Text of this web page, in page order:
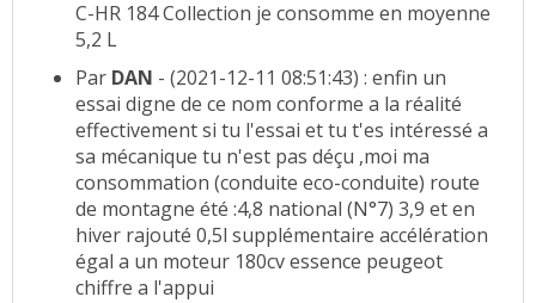
C-HR 184 Collection je consomme en moyenne
5,2 L
Par DAN - (2021-12-11 08:51:43) : enfin un
essai digne de ce nom conforme a la réalité
effectivement si tu l'essai et tu t'es intéressé a
sa mécanique tu n'est pas déçu ,moi ma
consommation (conduite eco-conduite) route
de montagne été :4,8 national (N°7) 3,9 et en
hiver rajouté 0,5l supplémentaire accélération
égal a un moteur 180cv essence peugeot
chiffre a l'appui